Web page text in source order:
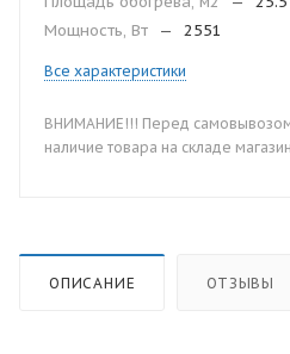
Мощность, Вт
— 2551
Все характеристики
ВНИМАНИЕ!!! Перед самовывозом
наличие товара на складе
ОПИСАНИЕ ОТЗЫВЫ